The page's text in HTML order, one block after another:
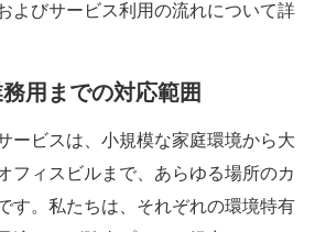
よびサービス利用の流れについて詳
用までの対応範囲
ービスは、小規模な家庭環境から大
フィスビルまで、あらゆる場所のカ
す。私たちは、それぞれの環境特有